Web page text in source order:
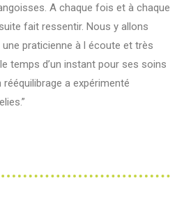
A chaque fois et à chaque
fait ressentir. Nous y allons
praticienne à l écoute et très
temps d’un instant pour ses soins
a expérimenté